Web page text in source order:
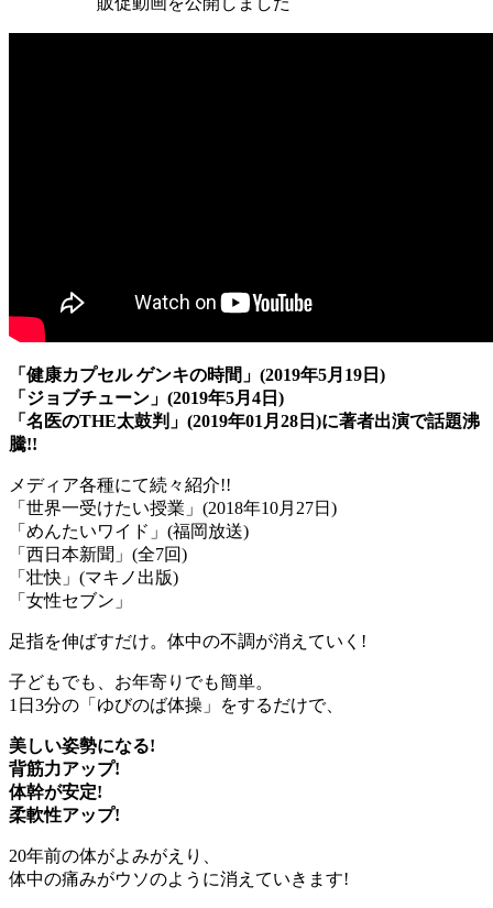
「健康カプセル ゲンキの時間」(2019年5月19日)
「ジョブチューン」(2019年5月4日)
「名医のTHE太鼓判」(2019年01月28日)に著者出演で話題沸
騰!!
メディア各種にて続々紹介!!
「世界一受けたい授業」(2018年10月27日)
「めんたいワイド」(福岡放送)
「西日本新聞」(全7回)
「壮快」(マキノ出版)
「女性セブン」
足指を伸ばすだけ。体中の不調が消えていく!
子どもでも、お年寄りでも簡単。
1日3分の「ゆびのば体操」をするだけで、
美しい姿勢になる!
背筋力アップ!
体幹が安定!
柔軟性アップ!
20年前の体がよみがえり、
体中の痛みがウソのように消えていきます!